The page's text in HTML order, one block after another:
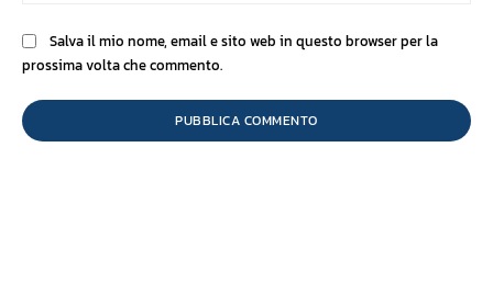
Salva il mio nome, email e sito web in questo browser per la
prossima volta che commento.